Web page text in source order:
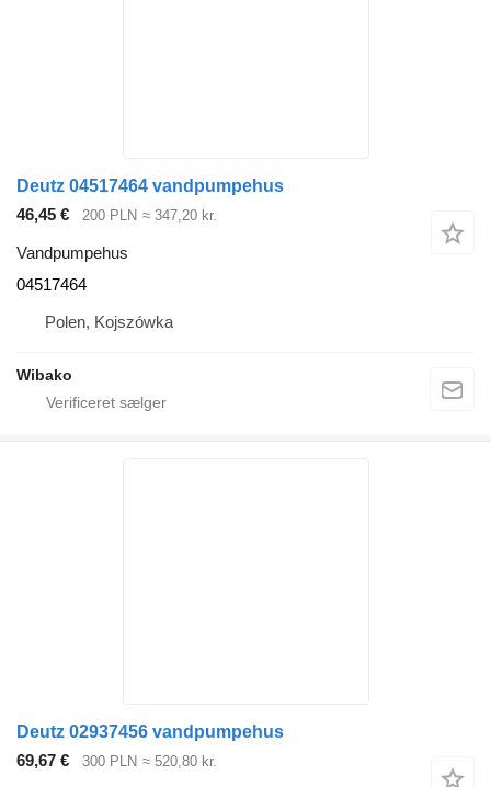
Deutz 04517464 vandpumpehus
46,45 €
200 PLN ≈ 347,20 kr.
Vandpumpehus
04517464
Polen, Kojszówka
Wibako
Deutz 02937456 vandpumpehus
69,67 €
300 PLN ≈ 520,80 kr.